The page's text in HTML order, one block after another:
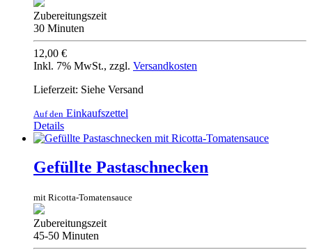
Zubereitungszeit
30 Minuten
12,00 €
Inkl. 7% MwSt., zzgl. Versandkosten
Lieferzeit: Siehe Versand
Auf den Einkaufszettel
Details
Gefüllte Pastaschnecken
mit Ricotta-Tomatensauce
Zubereitungszeit
45-50 Minuten